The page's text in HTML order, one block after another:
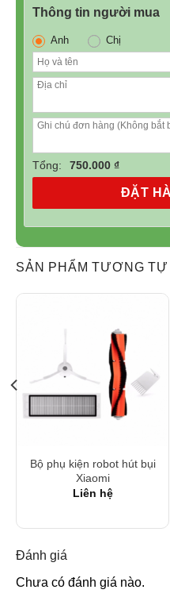
Thông tin người mua
Anh Chị
Tổng: 750.000 ₫
ĐẶT
SẢN PHẨM TƯƠNG TỰ
Bộ phụ kiện robot hút bụi
Xiaomi
Liên hệ
Đánh giá
Chưa có đánh giá nào.